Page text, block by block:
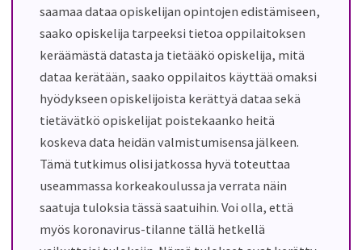
saamaa dataa opiskelijan opintojen edistämiseen,
saako opiskelija tarpeeksi tietoa oppilaitoksen
keräämästä datasta ja tietääkö opiskelija, mitä
dataa kerätään, saako oppilaitos käyttää omaksi
hyödykseen opiskelijoista kerättyä dataa sekä
tietävätkö opiskelijat poistekaanko heitä
koskeva data heidän valmistumisensa jälkeen.
Tämä tutkimus olisi jatkossa hyvä toteuttaa
useammassa korkeakoulussa ja verrata näin
saatuja tuloksia tässä saatuihin. Voi olla, että
myös koronavirus-tilanne tällä hetkellä